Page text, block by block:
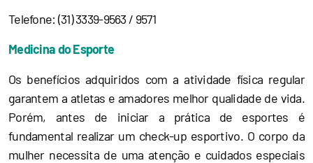
Telefone: (31) 3339-9563 / 9571
Medicina do Esporte
Os benefícios adquiridos com a atividade física regular
garantem a atletas e amadores melhor qualidade de vida.
Porém, antes de iniciar a prática de esportes é
fundamental realizar um check-up esportivo. O corpo da
mulher necessita de uma atenção e cuidados especiais